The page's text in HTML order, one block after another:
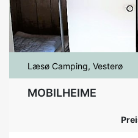
Læsø Camping, Vesterø
MOBILHEIME